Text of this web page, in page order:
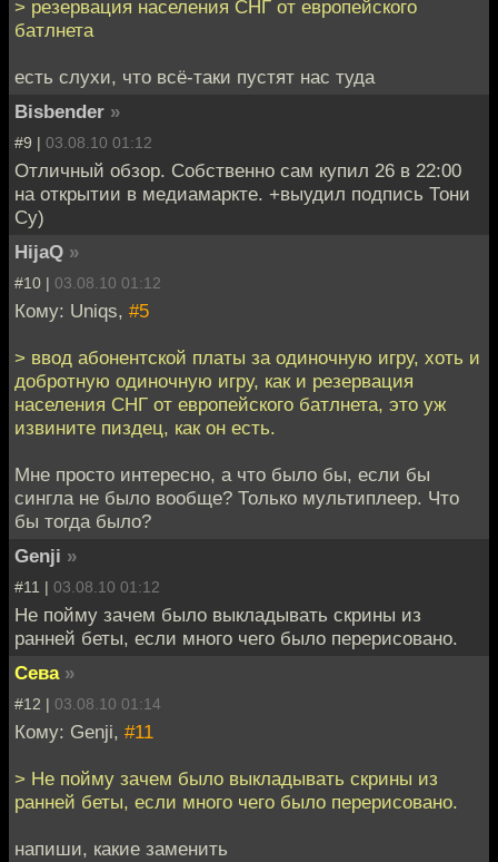
> резервация населения СНГ от европейского
батлнета
есть слухи, что всё-таки пустят нас туда
Bisbender »
#9 | 03.08.10 01:12
Отличный обзор. Собственно сам купил 26 в 22:00
на открытии в медиамаркте. +выудил подпись Тони
Су)
HijaQ »
#10 | 03.08.10 01:12
Кому: Uniqs, #5
> ввод абонентской платы за одиночную игру, хоть и
добротную одиночную игру, как и резервация
населения СНГ от европейского батлнета, это уж
извините пиздец, как он есть.
Мне просто интересно, а что было бы, если бы
сингла не было вообще? Только мультиплеер. Что
бы тогда было?
Genji »
#11 | 03.08.10 01:12
Не пойму зачем было выкладывать скрины из
ранней беты, если много чего было перерисовано.
Сева »
#12 | 03.08.10 01:14
Кому: Genji, #11
> Не пойму зачем было выкладывать скрины из
ранней беты, если много чего было перерисовано.
напиши, какие заменить